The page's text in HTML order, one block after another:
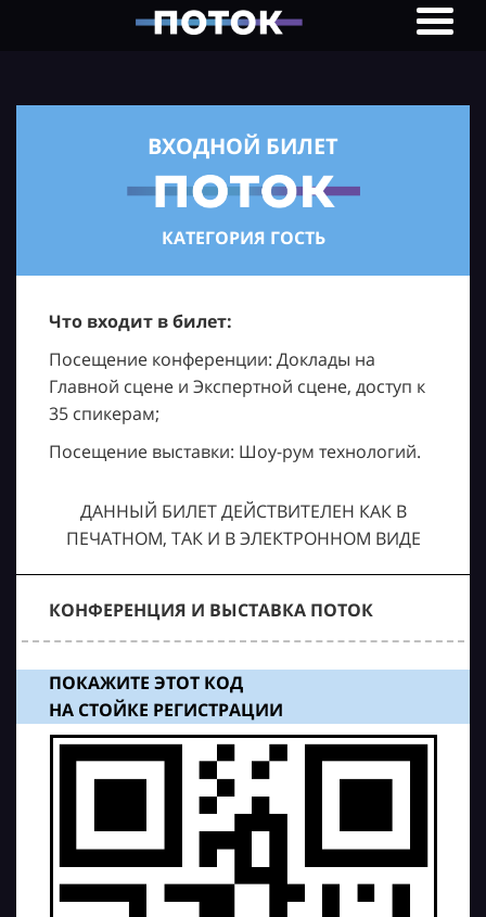
ВХОДНОЙ БИЛЕТ
КАТЕГОРИЯ ГОСТЬ
Что входит в билет:
Посещение конференции: Доклады на
Главной сцене и Экспертной сцене, доступ к
35 спикерам;
Посещение выставки: Шоу-рум технологий.
ДАННЫЙ БИЛЕТ ДЕЙСТВИТЕЛЕН КАК В
ПЕЧАТНОМ, ТАК И В ЭЛЕКТРОННОМ ВИДЕ
КОНФЕРЕНЦИЯ И ВЫСТАВКА ПОТОК
ПОКАЖИТЕ ЭТОТ КОД
НА СТОЙКЕ РЕГИСТРАЦИИ